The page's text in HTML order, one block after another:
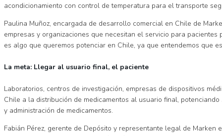
acondicionamiento con control de temperatura para el transporte
Paulina Muñoz, encargada de desarrollo comercial en Chile de
empresas y organizaciones que necesitan el servicio para
es algo que queremos potenciar en Chile, ya que entendemos que
La meta: Llegar al usuario final, el paciente
Laboratorios, centros de investigación, empresas de dispositivos
Chile a la distribución de medicamentos al usuario final,
y administración de medicamentos.
Fabián Pérez, gerente de Depósito y representante legal de